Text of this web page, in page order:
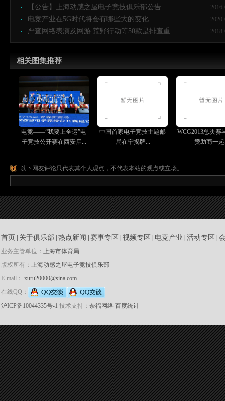
【公告】上海动感之屋电子竞技俱乐部公告...
电竞产业在5G时代将会有哪些大的变化...
严查网络表演及网游 荒野行动等50款是排查重...
相关图集推荐
电竞——“我要上全运”电
子竞技公开赛在西安启...
中国首家电子竞技主题邮
局在宁揭牌...
WCG2013总决赛
赞助商一起
以下网友评论只代表其个人观点，不代表本站的观点或立场。
首页 关于俱乐部 热点新闻 赛事专区 视频专区 电竞产业 活动专区
业务主管单位： 上海市体育局
版权所有： 上海动感之屋电子竞技俱乐部
E-mail： xuru20000@sina.com
在线QQ：
沪ICP备10044335号-1 技术支持： 奈福网络 百度统计